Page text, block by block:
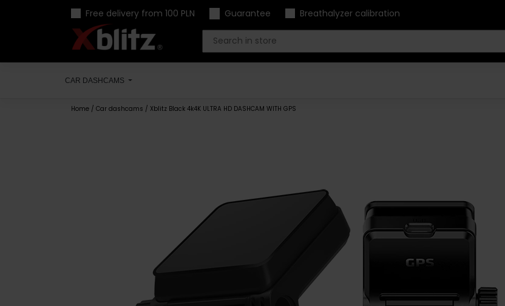
Free delivery from 100 PLN Guarantee Breathalyzer calibration
CAR DASHCAMS
Home / Car dashcams / Xblitz Black 4k4K ULTRA HD DASHCAM WITH GPS